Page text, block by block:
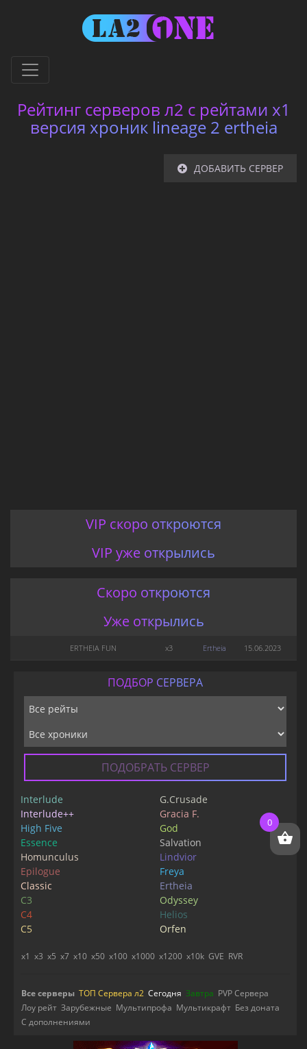
Рейтинг серверов л2 с рейтами x1
версия хроник lineage 2 ertheia
ДОБАВИТЬ СЕРВЕР
VIP скоро откроются
VIP уже открылись
Скоро откроются
Уже открылись
ERTHEIA FUN x3 Ertheia 15.06.2023
ПОДБОР СЕРВЕРА
ПОДОБРАТЬ СЕРВЕР
Interlude
Interlude++
High Five
Essence
Homunculus
Epilogue
Classic
C3
C4
C5
G.Crusade
Gracia F.
God
Salvation
Lindvior
Freya
Ertheia
Odyssey
Helios
Orfen
x1 x3 x5 x7 x10 x50 x100 x1000 x1200 x10k GVE RVR
Все серверы ТОП Сервера л2 Сегодня Завтра PVP Сервера
Лоу рейт Зарубежные Мультипрофа Мультикрафт Без доната
С дополнениями
0